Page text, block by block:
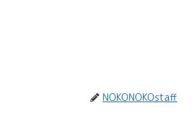
NOKONOKOstaff